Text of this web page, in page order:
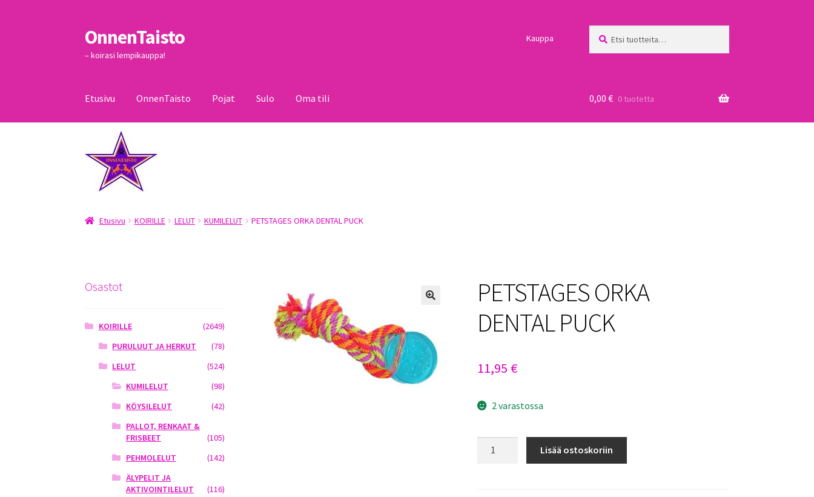
Siirry
navigointiin
Siirry
sisältöön
OnnenTaisto
– koirasi lempikauppa!
Kauppa
Etusivu OnnenTaisto Pojat Sulo Oma tili
Kassa
0,00 € 0 tuotetta
Etusivu KOIRILLE LELUT KUMILELUT PETSTAGES ORKA DENTAL PUCK
PETSTAGES ORKA
DENTAL PUCK
11,95 €
2 varastossa
Lisää ostoskoriin
Osastot
KOIRILLE
(2649)
PURULUUT JA HERKUT
(78)
LELUT
(524)
KUMILELUT
(98)
KÖYSILELUT
(42)
PALLOT, RENKAAT &
FRISBEET
(105)
PEHMOLELUT
(142)
ÄLYPELIT JA
AKTIVOINTILELUT
(116)